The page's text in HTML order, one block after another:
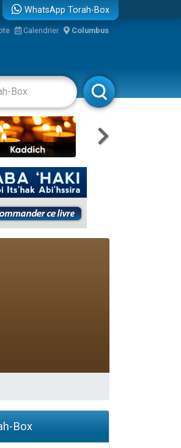
WhatsApp Torah-Box
Calendrier Columbus
Rabbanim
Box